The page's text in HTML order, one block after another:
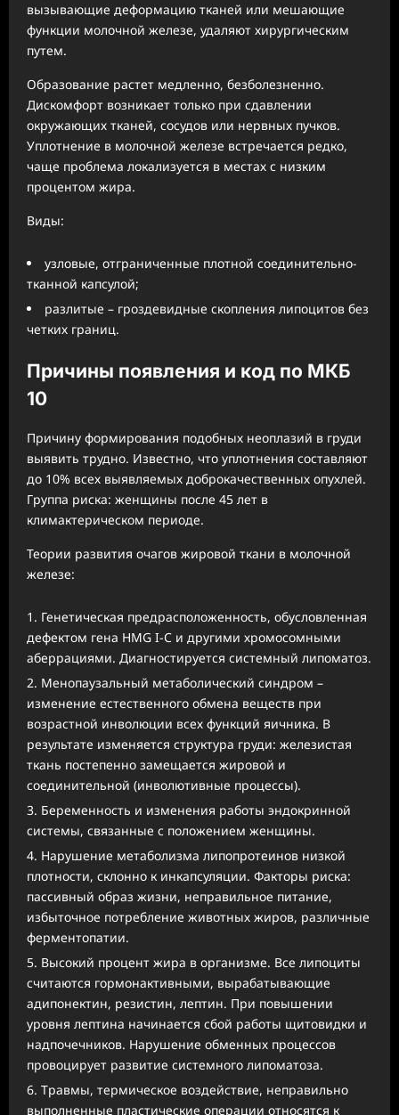
вызывающие деформацию тканей или мешающие
функции молочной железе, удаляют хирургическим
путем.
Образование растет медленно, безболезненно.
Дискомфорт возникает только при сдавлении
окружающих тканей, сосудов или нервных пучков.
Уплотнение в молочной железе встречается редко,
чаще проблема локализуется в местах с низким
процентом жира.
Виды:
узловые, отграниченные плотной соединительно-
тканной капсулой;
разлитые – гроздевидные скопления липоцитов без
четких границ.
Причины появления и код по МКБ
10
Причину формирования подобных неоплазий в груди
выявить трудно. Известно, что уплотнения составляют
до 10% всех выявляемых доброкачественных опухлей.
Группа риска: женщины после 45 лет в
климактерическом периоде.
Теории развития очагов жировой ткани в молочной
железе:
Генетическая предрасположенность, обусловленная
дефектом гена HMG I-C и другими хромосомными
аберрациями. Диагностируется системный липоматоз.
Менопаузальный метаболический синдром –
изменение естественного обмена веществ при
возрастной инволюции всех функций яичника. В
результате изменяется структура груди: железистая
ткань постепенно замещается жировой и
соединительной (инволютивные процессы).
Беременность и изменения работы эндокринной
системы, связанные с положением женщины.
Нарушение метаболизма липопротеинов низкой
плотности, склонно к инкапсуляции. Факторы риска:
пассивный образ жизни, неправильное питание,
избыточное потребление животных жиров, различные
ферментопатии.
Высокий процент жира в организме. Все липоциты
считаются гормонактивными, вырабатывающие
адипонектин, резистин, лептин. При повышении
уровня лептина начинается сбой работы щитовидки и
надпочечников. Нарушение обменных процессов
провоцирует развитие системного липоматоза.
Травмы, термическое воздействие, неправильно
выполненные пластические операции относятся к